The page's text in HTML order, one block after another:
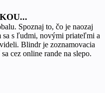
Spoznaj to, čo je naozaj
sa s ľudmi, novými priateľmi a
Blindr je zoznamovacia
cez online rande na slepo.